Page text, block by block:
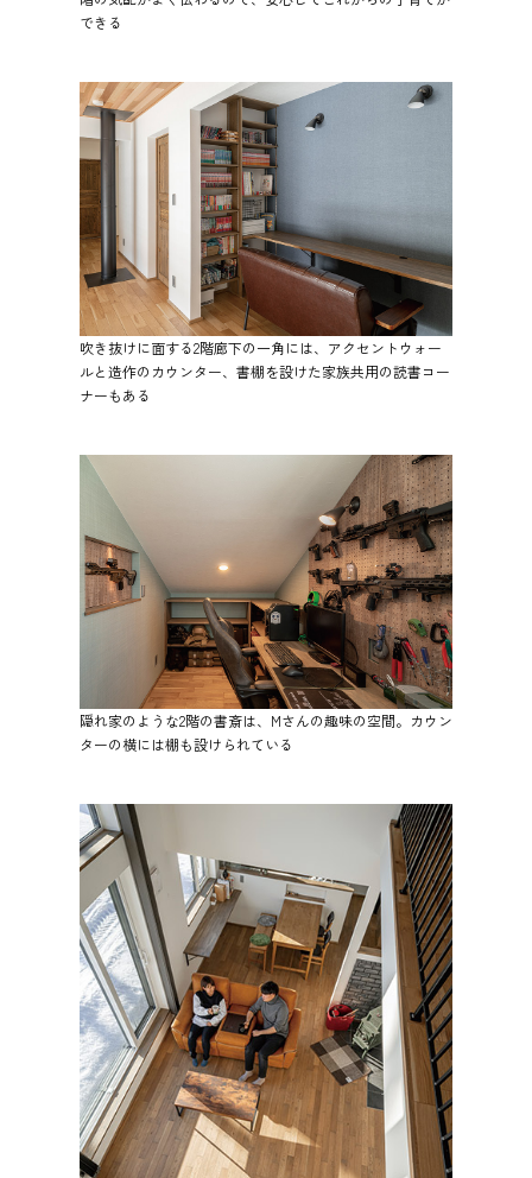
できる
吹き抜けに面する2階廊下の一角には、アクセントウォー
ルと造作のカウンター、書棚を設けた家族共用の読書コー
ナーもある
隠れ家のような2階の書斎は、Mさんの趣味の空間。カウン
ターの横には棚も設けられている